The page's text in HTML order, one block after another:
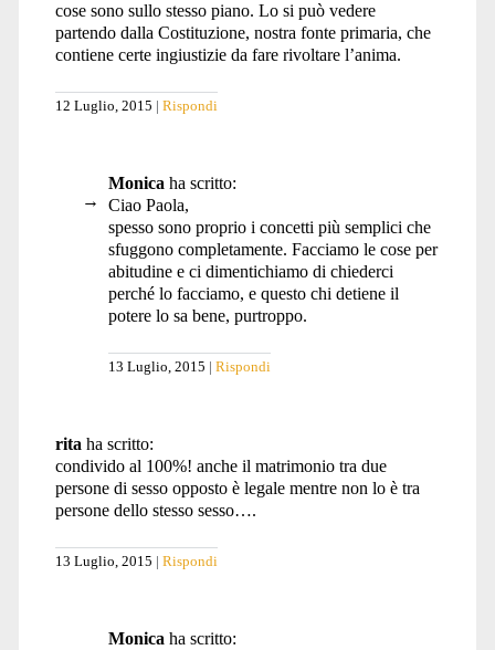
cose sono sullo stesso piano. Lo si può vedere
partendo dalla Costituzione, nostra fonte primaria, che
contiene certe ingiustizie da fare rivoltare l’anima.
12 Luglio, 2015 Rispondi
Monica ha scritto:
Ciao Paola,
spesso sono proprio i concetti più semplici che
sfuggono completamente. Facciamo le cose per
abitudine e ci dimentichiamo di chiederci
perché lo facciamo, e questo chi detiene il
potere lo sa bene, purtroppo.
13 Luglio, 2015 Rispondi
rita ha scritto:
condivido al 100%! anche il matrimonio tra due
persone di sesso opposto è legale mentre non lo è tra
persone dello stesso sesso….
13 Luglio, 2015 Rispondi
Monica ha scritto: